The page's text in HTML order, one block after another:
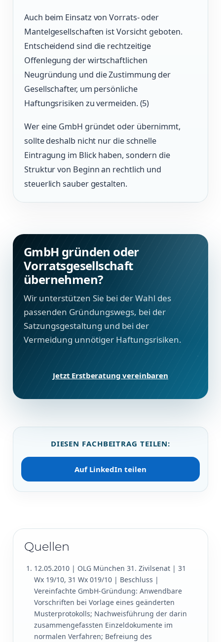
Auch beim Einsatz von Vorrats- oder
Mantelgesellschaften ist Vorsicht geboten.
Entscheidend sind die rechtzeitige
Offenlegung der wirtschaftlichen
Neugründung und die Zustimmung der
Gesellschafter, um persönliche
Haftungsrisiken zu vermeiden. (5)
Wer eine GmbH gründet oder übernimmt,
sollte deshalb nicht nur die schnelle
Eintragung im Blick haben, sondern die
Struktur von Beginn an rechtlich und
steuerlich sauber gestalten.
GmbH gründen oder
Vorratsgesellschaft
übernehmen?
Wir unterstützen Sie bei der Wahl des
passenden Gründungswegs, bei der
Satzungsgestaltung und bei der
Vermeidung unnötiger Haftungsrisiken.
Jetzt Erstberatung vereinbaren
DIESEN FACHBEITRAG TEILEN:
Auf LinkedIn teilen
Quellen
12.05.2010 | OLG München 31. Zivilsenat | 31
Wx 19/10, 31 Wx 019/10 | Beschluss |
Vereinfachte GmbH-Gründung: Anwendbare
Vorschriften bei Vorlage eines geänderten
Musterprotokolls; Nachweisführung der darin
zusammengefassten Einzeldokumente im
normalen Verfahren; Befreiung des